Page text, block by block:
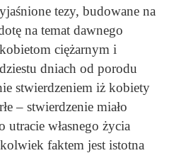
tezy, budowane na
na temat dawnego
ciężarnym i
dniach od porodu
stwierdzeniem iż kobiety
– stwierdzenie miało
własnego życia
faktem jest istotna